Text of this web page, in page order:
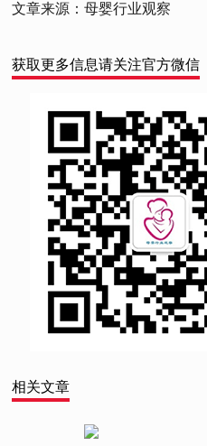
文章来源：母婴行业观察
获取更多信息请关注官方微信
相关文章